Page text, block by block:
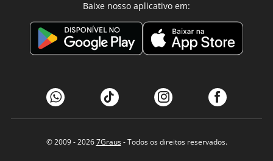
Baixe nosso aplicativo em:
© 2009 - 20267Graus- Todos os direitos reservados.